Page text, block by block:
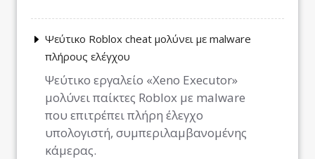
Ψεύτικο Roblox cheat μολύνει με malware
πλήρους ελέγχου
Ψεύτικο εργαλείο «Xeno Executor»
μολύνει παίκτες Roblox με malware
που επιτρέπει πλήρη έλεγχο
υπολογιστή, συμπεριλαμβανομένης
κάμερας.